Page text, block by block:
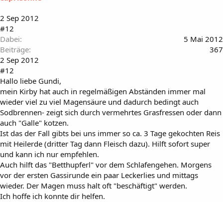
2 Sep 2012
#12
Dabei
5 Mai 2012
Beiträge
367
2 Sep 2012
#12
Hallo liebe Gundi,
mein Kirby hat auch in regelmäßigen Abständen immer mal
wieder viel zu viel Magensäure und dadurch bedingt auch
Sodbrennen- zeigt sich durch vermehrtes Grasfressen oder dann
auch "Galle" kotzen.
Ist das der Fall gibts bei uns immer so ca. 3 Tage gekochten Reis
mit Heilerde (dritter Tag dann Fleisch dazu). Hilft sofort super
und kann ich nur empfehlen.
Auch hilft das "Betthupferl" vor dem Schlafengehen. Morgens
vor der ersten Gassirunde ein paar Leckerlies und mittags
wieder. Der Magen muss halt oft "beschäftigt" werden.
Ich hoffe ich konnte dir helfen.